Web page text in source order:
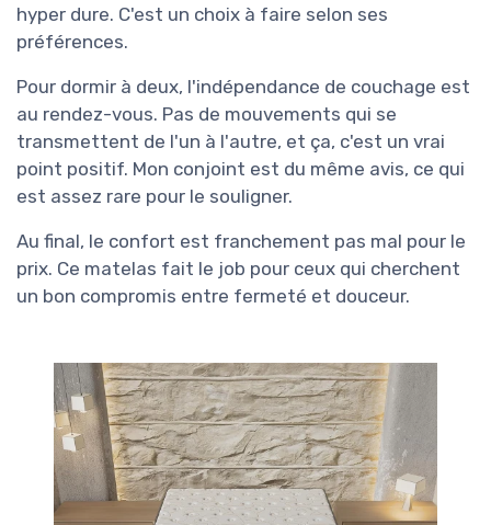
hyper dure. C'est un choix à faire selon ses
préférences.
Pour dormir à deux, l'indépendance de couchage est
au rendez-vous. Pas de mouvements qui se
transmettent de l'un à l'autre, et ça, c'est un vrai
point positif. Mon conjoint est du même avis, ce qui
est assez rare pour le souligner.
Au final, le confort est franchement pas mal pour le
prix. Ce matelas fait le job pour ceux qui cherchent
un bon compromis entre fermeté et douceur.